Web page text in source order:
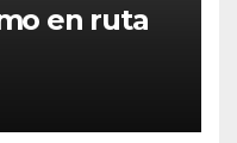
en ruta